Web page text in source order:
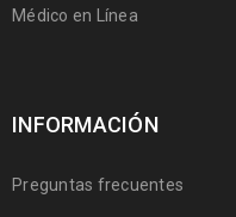
Médico en Línea
INFORMACIÓN
Preguntas frecuentes